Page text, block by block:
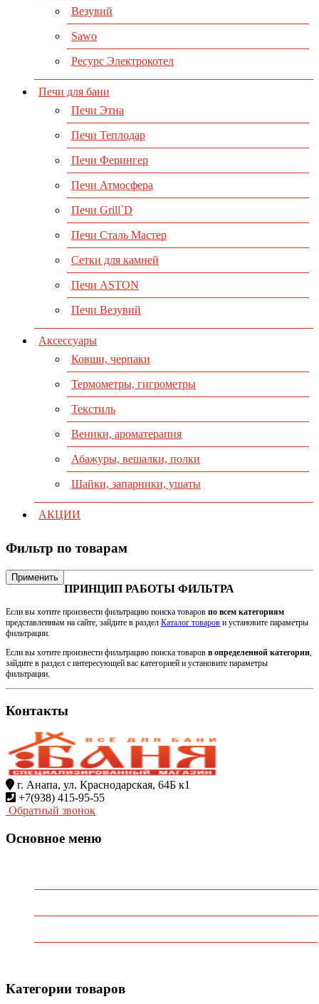
Везувий
Sawo
Ресурс Электрокотел
Печи для бани
Печи Этна
Печи Теплодар
Печи Ферингер
Печи Атмосфера
Печи Grill`D
Печи Сталь Мастер
Сетки для камней
Печи ASTON
Печи Везувий
Аксессуары
Ковши, черпаки
Термометры, гигрометры
Текстиль
Веники, ароматерапия
Абажуры, вешалки, полки
Шайки, запарники, ушаты
АКЦИИ
Фильтр по товарам
Применить
ПРИНЦИП РАБОТЫ ФИЛЬТРА
Если вы хотите произвести фильтрацию поиска товаров по всем категориям
представленным на сайте, зайдите в раздел Каталог товаров и установите параметры
фильтрации.
Если вы хотите произвести фильтрацию поиска товаров в определенной категории,
зайдите в раздел с интересующей вас категорией и установите параметры
фильтрации.
Контакты
г. Анапа, ул. Краснодарская, 64Б к1
+7(938) 415-95-55
Обратный звонок
Основное меню
Категории товаров